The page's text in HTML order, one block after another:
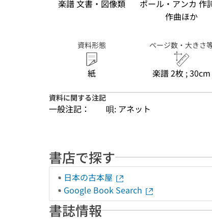
楽譜 文書・図像類
ポール・アンカ 作
作曲ほか
資料形態
紙
ページ数・大きさ
楽譜 2枚 ; 30cm
資料に関する注記
一般注記： 唄: アネット
書店で探す
日本の古本屋
Google Book Search
書誌情報